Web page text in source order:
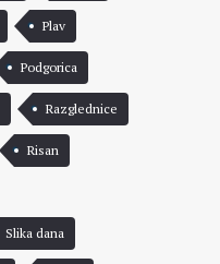
Plav
Podgorica
Razglednice
Risan
Slika dana